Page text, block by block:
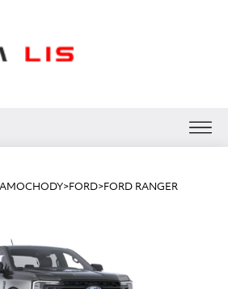
>FORD>FORD RANGER